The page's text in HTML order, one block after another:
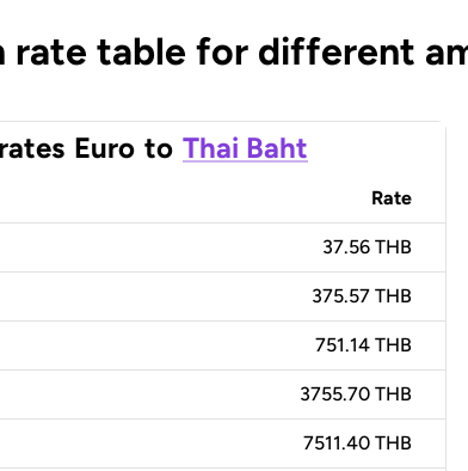
rate table for different
Euro to Thai Baht
Rate
37.56 THB
375.57 THB
751.14 THB
3755.70 THB
7511.40 THB